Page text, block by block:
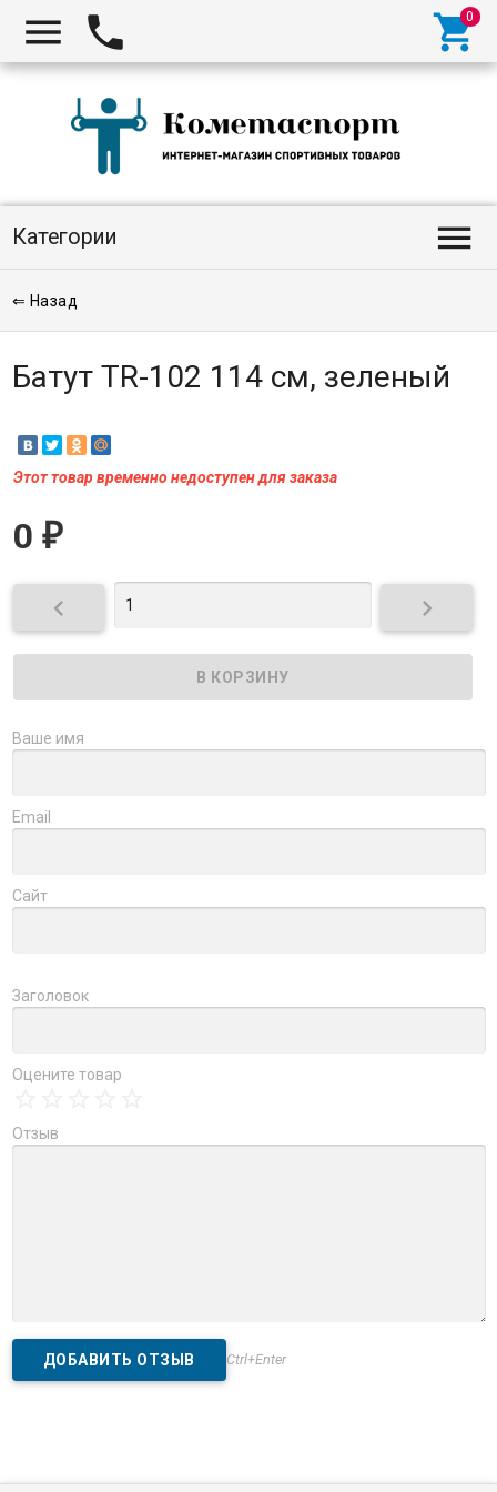
  
Категории 
⇐ Назад
Батут TR-102 114 см, зеленый
Этот товар временно недоступен для заказа
0 ₽
 
Ваше имя
Email
Сайт
Заголовок
Оцените товар
Отзыв
Ctrl+Enter